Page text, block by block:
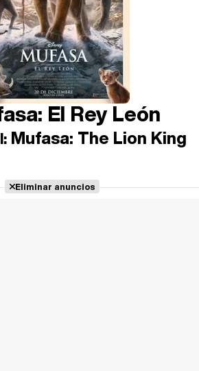
El Rey León
Mufasa: The Lion King
Eliminar anuncios